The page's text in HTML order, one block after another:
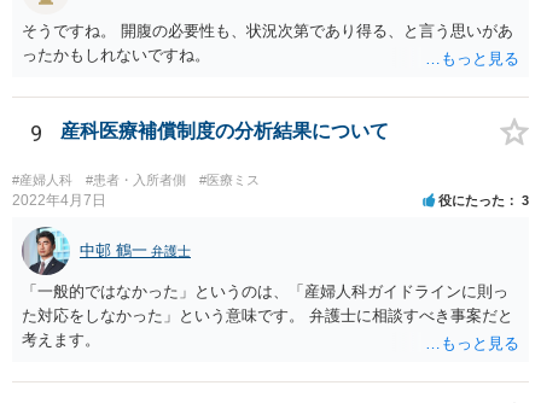
そうですね。 開腹の必要性も、状況次第であり得る、と言う思いがあ
ったかもしれないですね。
9 産科医療補償制度の分析結果について
#産婦人科 #患者・入所者側 #医療ミス
2022年4月7日 役にたった 3
中邨 鶴一 弁護士
「一般的ではなかった」というのは、「産婦人科ガイドラインに則っ
た対応をしなかった」という意味です。 弁護士に相談すべき事案だと
考えます。